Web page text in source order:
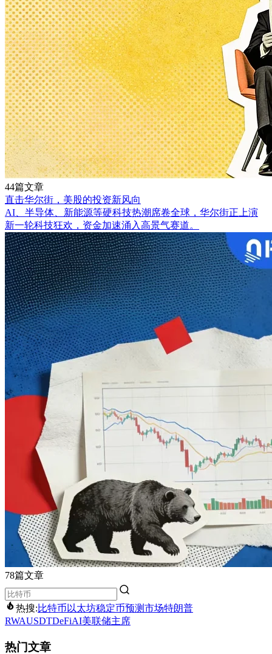
44篇文章
直击华尔街，美股的投资新风向
AI、半导体、新能源等硬科技热潮席卷全球，华尔街正上演
新一轮科技狂欢，资金加速涌入高景气赛道。
78篇文章
热搜:比特币 以太坊稳定币预测市场特朗普
RWAUSDTDeFiAI美联储主席
热门文章